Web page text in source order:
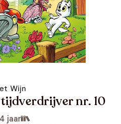
Wijn
tijdverdrijver nr. 10
jaar